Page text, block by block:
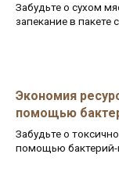
Забудьте о сухом
запекание в пакете
Экономия
помощью
Забудьте о
помощью бактерий-